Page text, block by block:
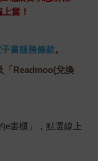
當！
書服務條款。
「Readmoo(兌換
書櫃」，點選線上